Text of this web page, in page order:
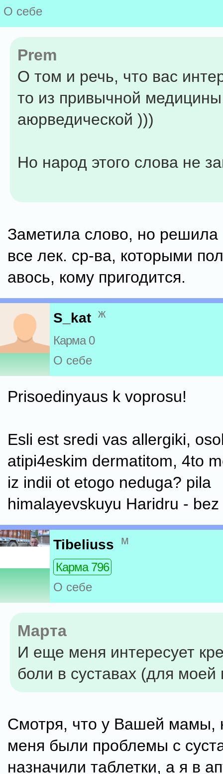
О себе
Prem
О том и речь, что вас
то из привычной
аюрведической )))
Но народ этого слова не
Заметила слово, но решила
все лек. ср-ва, которыми
авось, кому пригодится.
S_kat ж
Карма 0
О себе
Prisoedinyaus k voprosu!
Esli est sredi vas allergiki,
atipi4eskim dermatitom, 4to
iz indii ot etogo neduga? pila
himalayevskuyu Haridru -
Tibeliuss м
Карма 796
О себе
Марта
И еще меня интересует
боли в суставах (для
Смотря, что у Вашей мамы,
меня были проблемы с
назначили таблетки, а я в